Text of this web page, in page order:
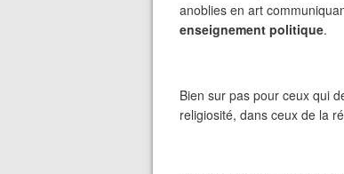
anoblies en art
enseignement politique.
Bien sur pas pour ceux qui
religiosité, dans ceux de la